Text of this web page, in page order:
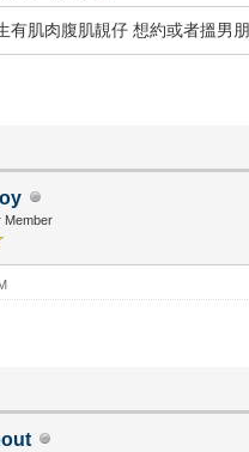
有肌肉腹肌靚仔 想約或者搵男
Member